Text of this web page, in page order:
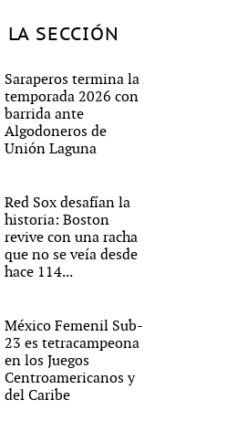
SECCIÓN
Saraperos termina la
temporada 2026 con
barrida ante
Algodoneros de
Unión Laguna
Red Sox desafían la
historia: Boston
revive con una racha
que no se veía desde
hace 114...
México Femenil Sub-
23 es tetracampeona
en los Juegos
Centroamericanos y
del Caribe